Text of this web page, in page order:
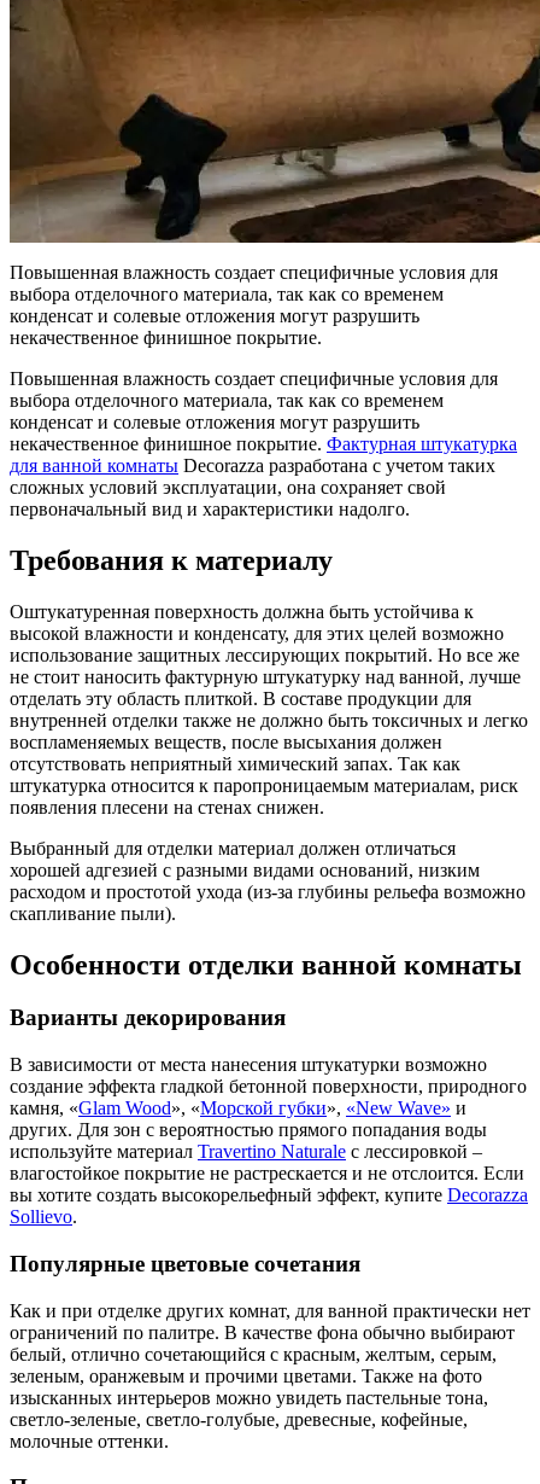
Повышенная влажность создает специфичные условия для
выбора отделочного материала, так как со временем
конденсат и солевые отложения могут разрушить
некачественное финишное покрытие.
Повышенная влажность создает специфичные условия для
выбора отделочного материала, так как со временем
конденсат и солевые отложения могут разрушить
некачественное финишное покрытие. Фактурная штукатурка
для ванной комнаты Decorazza разработана с учетом таких
сложных условий эксплуатации, она сохраняет свой
первоначальный вид и характеристики надолго.
Требования к материалу
Оштукатуренная поверхность должна быть устойчива к
высокой влажности и конденсату, для этих целей возможно
использование защитных лессирующих покрытий. Но все же
не стоит наносить фактурную штукатурку над ванной, лучше
отделать эту область плиткой. В составе продукции для
внутренней отделки также не должно быть токсичных и легко
воспламеняемых веществ, после высыхания должен
отсутствовать неприятный химический запах. Так как
штукатурка относится к паропроницаемым материалам, риск
появления плесени на стенах снижен.
Выбранный для отделки материал должен отличаться
хорошей адгезией с разными видами оснований, низким
расходом и простотой ухода (из-за глубины рельефа возможно
скапливание пыли).
Особенности отделки ванной комнаты
Варианты декорирования
В зависимости от места нанесения штукатурки возможно
создание эффекта гладкой бетонной поверхности, природного
камня, «Glam Wood», «Морской губки», «New Wave» и
других. Для зон с вероятностью прямого попадания воды
используйте материал Travertino Naturale с лессировкой –
влагостойкое покрытие не растрескается и не отслоится. Если
вы хотите создать высокорельефный эффект, купите Decorazza
Sollievo.
Популярные цветовые сочетания
Как и при отделке других комнат, для ванной практически нет
ограничений по палитре. В качестве фона обычно выбирают
белый, отлично сочетающийся с красным, желтым, серым,
зеленым, оранжевым и прочими цветами. Также на фото
изысканных интерьеров можно увидеть пастельные тона,
светло-зеленые, светло-голубые, древесные, кофейные,
молочные оттенки.